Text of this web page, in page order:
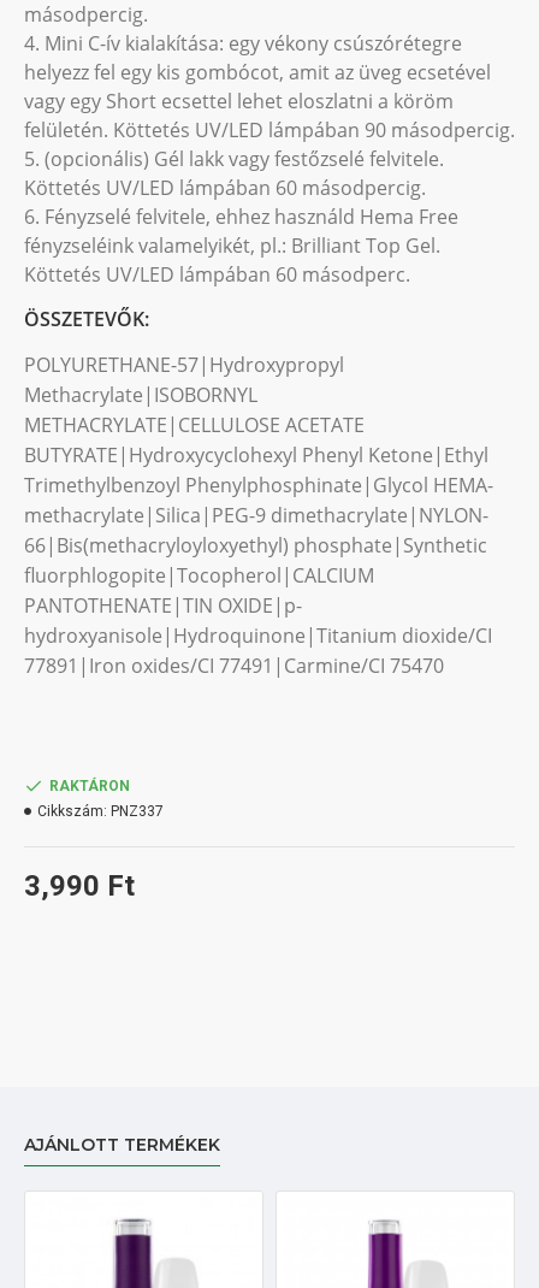
másodpercig.
4. Mini C-ív kialakítása: egy vékony csúszórétegre
helyezz fel egy kis gombócot, amit az üveg ecsetével
vagy egy Short ecsettel lehet eloszlatni a köröm
felületén. Köttetés UV/LED lámpában 90 másodpercig.
5. (opcionális) Gél lakk vagy festőzselé felvitele.
Köttetés UV/LED lámpában 60 másodpercig.
6. Fényzselé felvitele, ehhez használd Hema Free
fényzseléink valamelyikét, pl.: Brilliant Top Gel.
Köttetés UV/LED lámpában 60 másodperc.
ÖSSZETEVŐK:
POLYURETHANE-57|Hydroxypropyl
Methacrylate|ISOBORNYL
METHACRYLATE|CELLULOSE ACETATE
BUTYRATE|Hydroxycyclohexyl Phenyl Ketone|Ethyl
Trimethylbenzoyl Phenylphosphinate|Glycol HEMA-
methacrylate|Silica|PEG-9 dimethacrylate|NYLON-
66|Bis(methacryloyloxyethyl) phosphate|Synthetic
fluorphlogopite|Tocopherol|CALCIUM
PANTOTHENATE|TIN OXIDE|p-
hydroxyanisole|Hydroquinone|Titanium dioxide/CI
77891|Iron oxides/CI 77491|Carmine/CI 75470
3,990 Ft
RAKTÁRON
Cikkszám: PNZ337
AJÁNLOTT TERMÉKEK